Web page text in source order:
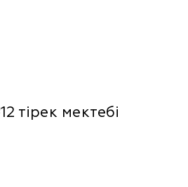
тірек мектебі